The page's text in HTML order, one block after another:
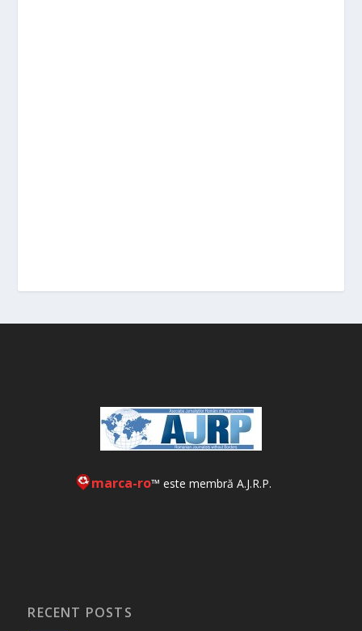
marca-ro™ este membră A.J.R.P.
RECENT POSTS